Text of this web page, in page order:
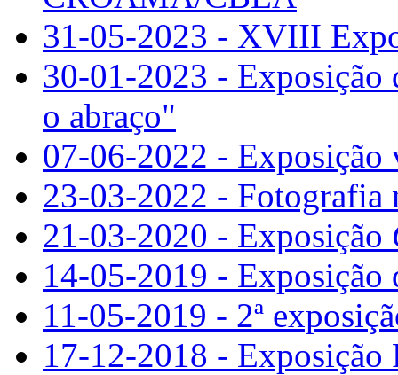
31-05-2023 - XVIII
30-01-2023 -
o abraço"
07-06-2022 -
23-03-2022 - Fotografia
21-03-2020 - Exposição
14-05-2019 - Exposição
11-05-2019 - 2ª
17-12-2018 - Exposição